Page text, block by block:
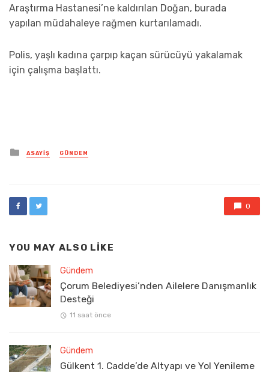
Araştırma Hastanesi’ne kaldırılan Doğan, burada
yapılan müdahaleye rağmen kurtarılamadı.
Polis, yaşlı kadına çarpıp kaçan sürücüyü yakalamak
için çalışma başlattı.
Posted
in
ASAYIŞ GÜNDEM
0
YOU MAY ALSO LIKE
Gündem
Çorum Belediyesi’nden Ailelere Danışmanlık
Desteği
11 saat önce
Gündem
Gülkent 1. Cadde’de Altyapı ve Yol Yenileme